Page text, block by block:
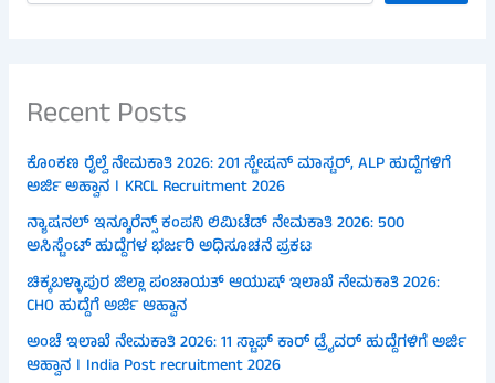
Recent Posts
ಕೊಂಕಣ ರೈಲ್ವೆ ನೇಮಕಾತಿ 2026: 201 ಸ್ಟೇಷನ್ ಮಾಸ್ಟರ್, ALP ಹುದ್ದೆಗಳಿಗೆ
ಅರ್ಜಿ ಅಹ್ವಾನ । KRCL Recruitment 2026
ನ್ಯಾಷನಲ್ ಇನ್ಶೂರೆನ್ಸ್ ಕಂಪನಿ ಲಿಮಿಟೆಡ್ ನೇಮಕಾತಿ 2026: 500
ಅಸಿಸ್ಟೆಂಟ್ ಹುದ್ದೆಗಳ ಭರ್ಜರಿ ಅಧಿಸೂಚನೆ ಪ್ರಕಟ
ಚಿಕ್ಕಬಳ್ಳಾಪುರ ಜಿಲ್ಲಾ ಪಂಚಾಯತ್ ಆಯುಷ್ ಇಲಾಖೆ ನೇಮಕಾತಿ 2026:
CHO ಹುದ್ದೆಗೆ ಅರ್ಜಿ ಆಹ್ವಾನ
ಅಂಚೆ ಇಲಾಖೆ ನೇಮಕಾತಿ 2026: 11 ಸ್ಟಾಫ್ ಕಾರ್ ಡ್ರೈವರ್ ಹುದ್ದೆಗಳಿಗೆ ಅರ್ಜಿ
ಆಹ್ವಾನ । India Post recruitment 2026